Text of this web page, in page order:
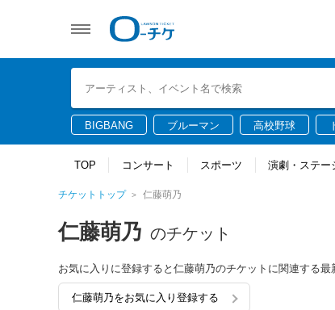
BIGBANG ブルーマン 高校野球
TOP コンサート スポーツ 演劇・ステー
チケットトップ 仁藤萌乃
仁藤萌乃 のチケット
お気に入りに登録すると仁藤萌乃のチケットに関連する最
仁藤萌乃をお気に入り登録する